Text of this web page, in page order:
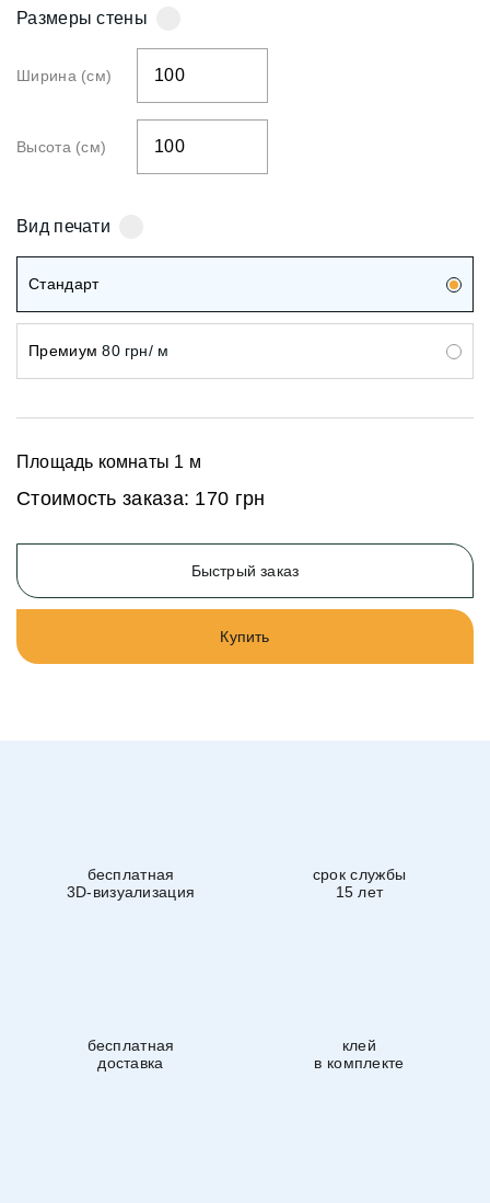
Размеры стены
Ширина (см)
Высота (см)
Вид печати
Стандарт
Премиум 80 грн/ м
Площадь комнаты 1 м
Стоимость заказа: 170 грн
Быстрый заказ
Купить
бесплатная
3D-визуализация
срок службы
15 лет
бесплатная
доставка
клей
в комплекте